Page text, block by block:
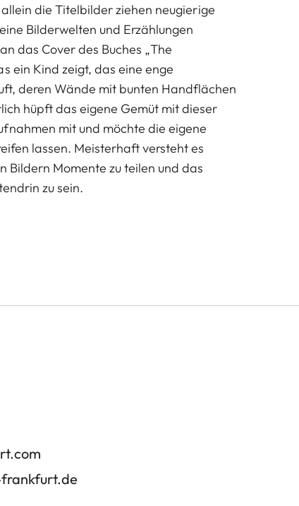
die Titelbilder ziehen neugierige
Bilderwelten und Erzählungen
das Cover des Buches „The
ein Kind zeigt, das eine enge
deren Wände mit bunten Handflächen
hüpft das eigene Gemüt mit dieser
mit und möchte die eigene
lassen. Meisterhaft versteht es
Bildern Momente zu teilen und das
zu sein.